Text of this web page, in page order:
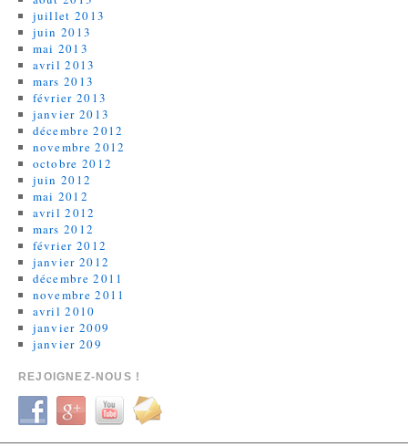
juillet 2013
juin 2013
mai 2013
avril 2013
mars 2013
février 2013
janvier 2013
décembre 2012
novembre 2012
octobre 2012
juin 2012
mai 2012
avril 2012
mars 2012
février 2012
janvier 2012
décembre 2011
novembre 2011
avril 2010
janvier 2009
janvier 209
REJOIGNEZ-NOUS !